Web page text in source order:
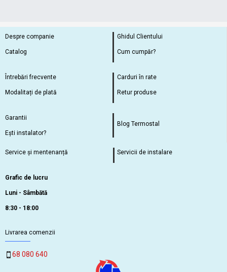
Despre companie
Catalog
Ghidul Clientului
Cum cumpăr?
Întrebări frecvente
Modalitați de plată
Carduri în rate
Retur produse
Garantii
Ești instalator?
Blog Termostal
Service și mentenanță Servicii de instalare
Grafic de lucru
Luni - Sâmbătă
8:30 - 18:00
Livrarea comenzii
68 080 640